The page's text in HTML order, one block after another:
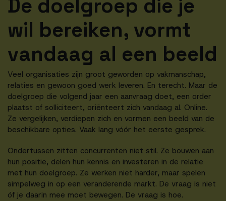
De doelgroep die je
wil bereiken, vormt
vandaag al een beeld
Veel organisaties zijn groot geworden op vakmanschap,
relaties en gewoon goed werk leveren. En terecht. Maar de
doelgroep die volgend jaar een aanvraag doet, een order
plaatst of solliciteert, oriënteert zich vandaag al. Online.
Ze vergelijken, verdiepen zich en vormen een beeld van de
beschikbare opties. Vaak lang vóór het eerste gesprek.
Ondertussen zitten concurrenten niet stil. Ze bouwen aan
hun positie, delen hun kennis en investeren in de relatie
met hun doelgroep. Ze werken niet harder, maar spelen
simpelweg in op een veranderende markt. De vraag is niet
óf je daarin mee moet bewegen. De vraag is hoe.